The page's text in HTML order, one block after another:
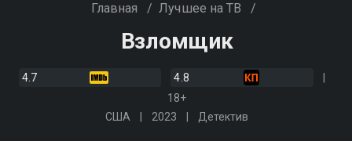
Главная / Лучшее на ТВ /
Взломщик
4.7
4.8
18+
США
2023 Детектив